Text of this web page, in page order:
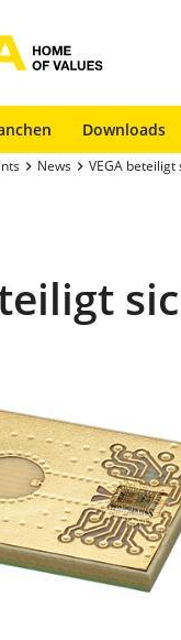
Downloads
News VEGA